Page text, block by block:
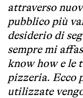
attraverso
pubblico più
desiderio di
sempre mi
know how e le
pizzeria. Ecco
utilizzate